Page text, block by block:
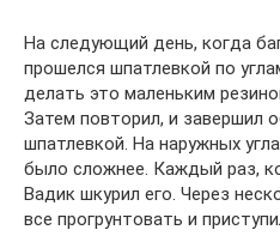
На следующий день, когда
прошелся шпатлевкой по
делать это маленьким
Затем повторил, и завершил
шпатлевкой. На наружных
было сложнее. Каждый раз,
Вадик шкурил его. Через
все прогрунтовать и